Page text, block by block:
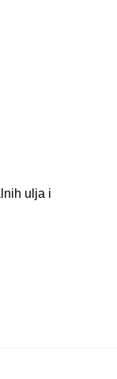
ulja i